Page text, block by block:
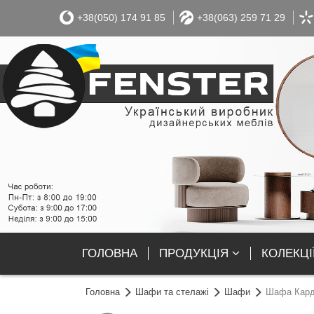
+38(050) 174 91 85 +38(063) 259 71 29
ГОЛОВНА ПРОДУКЦІЯ
Головна Шафи та стелажі Шафи Шафа